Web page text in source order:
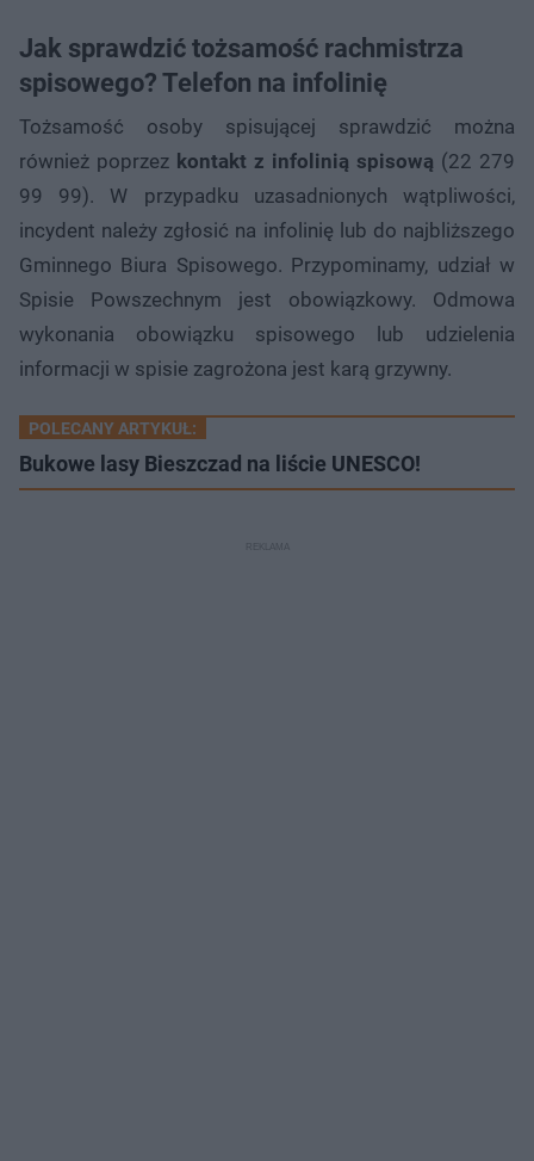
Jak sprawdzić tożsamość rachmistrza
spisowego? Telefon na infolinię
Tożsamość osoby spisującej sprawdzić można
również poprzez kontakt z infolinią spisową (22 279
99 99). W przypadku uzasadnionych wątpliwości,
incydent należy zgłosić na infolinię lub do najbliższego
Gminnego Biura Spisowego. Przypominamy, udział w
Spisie Powszechnym jest obowiązkowy. Odmowa
wykonania obowiązku spisowego lub udzielenia
informacji w spisie zagrożona jest karą grzywny.
POLECANY ARTYKUŁ:
Bukowe lasy Bieszczad na liście UNESCO!